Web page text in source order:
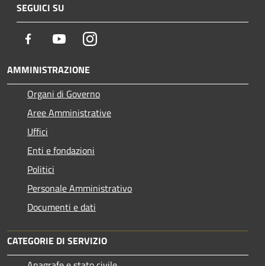
SEGUICI SU
Facebook YoutubeInstagram
AMMINISTRAZIONE
Organi di Governo
Aree Amministrative
Uffici
Enti e fondazioni
Politici
Personale Amministrativo
Documenti e dati
CATEGORIE DI SERVIZIO